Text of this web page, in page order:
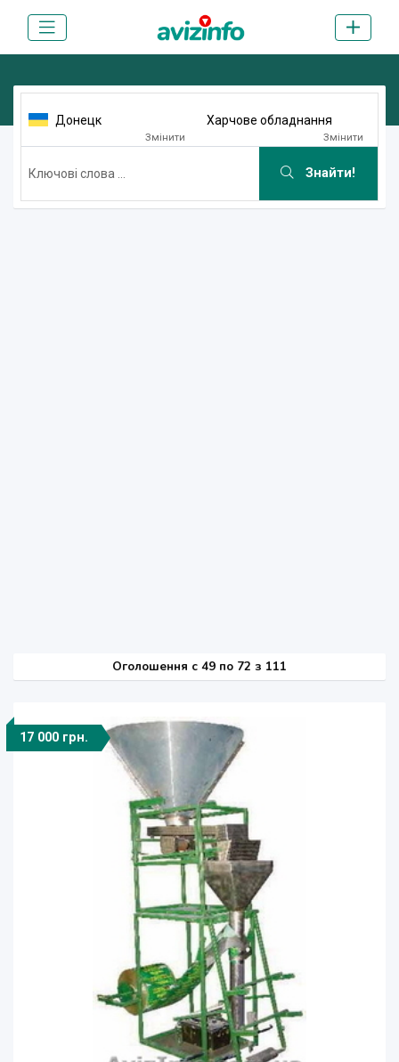
Донецк
Змінити
Харчове обладнання
Змінити
Знайти!
Оголошення c 49 по 72 з 111
17 000 грн.